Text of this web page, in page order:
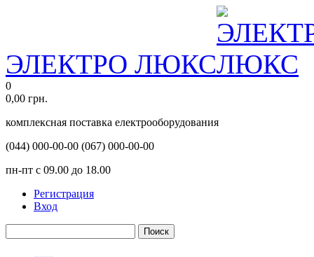
ЭЛЕКТРО ЛЮКС
0
0,00 грн.
комплексная поставка електрооборудования
(044) 000-00-00 (067) 000-00-00
пн-пт с 09.00 до 18.00
Регистрация
Вход
Поиск